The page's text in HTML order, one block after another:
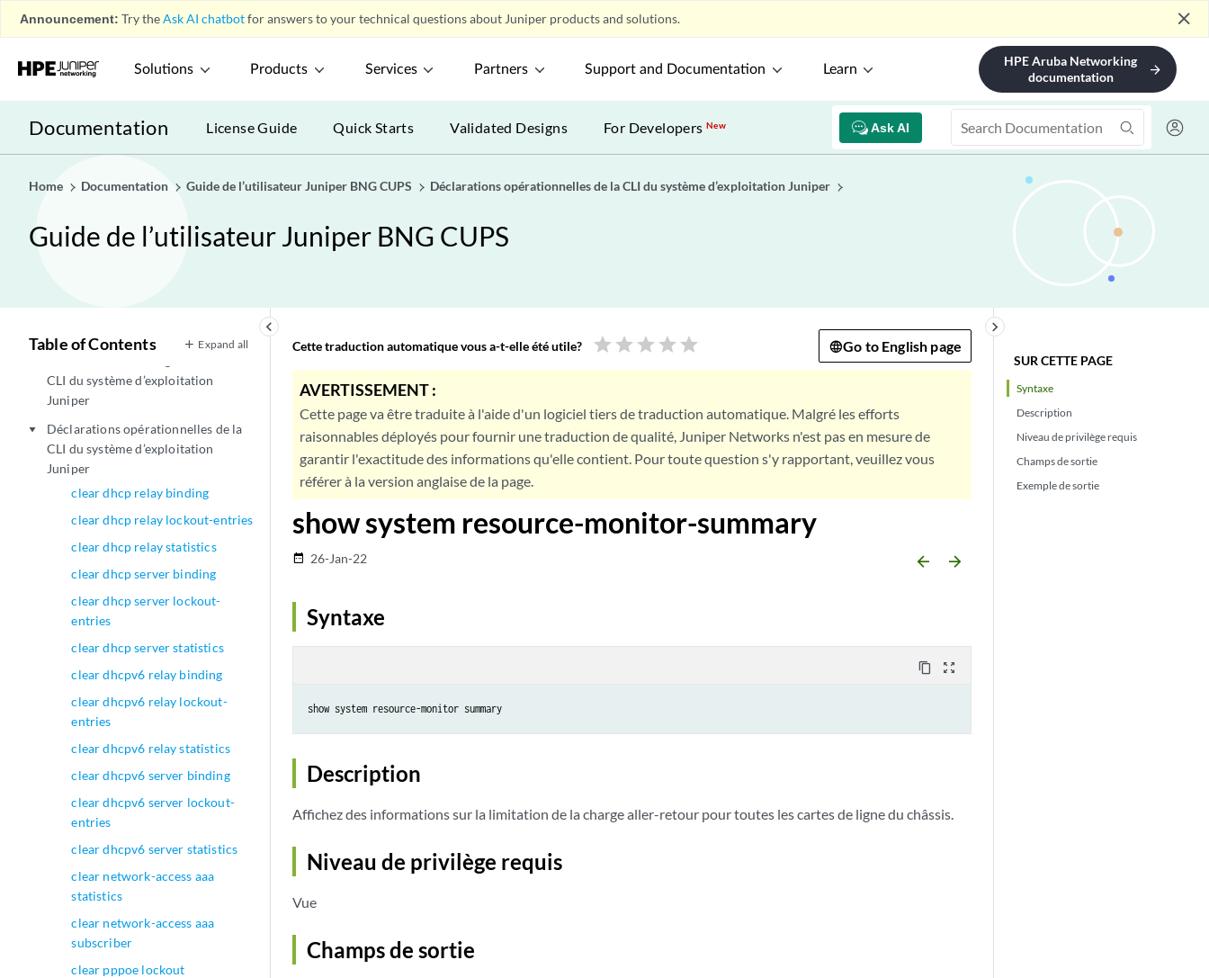
Announcement: Try theAsk AI chatbotfor answers to your technical questions about Juniper products and solutions. close
Solutions Products Services Partners Support and Documentation Learn
HPE Aruba Networking
documentation
arrow_forward
Documentation Ask AI
License Guide Quick Starts Validated Designs For DevelopersNew
Home Documentation Guide de l’utilisateur Juniper BNG CUPS Déclarations opérationnelles de la CLI du système d’exploitation Juniper
Guide de l’utilisateur Juniper BNG CUPS
keyboard_arrow_left
Table of Contents Expand all
play_arrow Aperçu
play_arrow
Instructions de configuration de
Déclarations opérationnelles de la
CLI du système d’exploitation
Juniper
play_arrow
Déclarations opérationnelles de la
CLI du système d’exploitation
Juniper
clear dhcp relay binding
clear dhcp relay lockout-entries
clear dhcp relay statistics
clear dhcp server binding
clear dhcp server lockout-
entries
clear dhcp server statistics
clear dhcpv6 relay binding
clear dhcpv6 relay lockout-
entries
clear dhcpv6 relay statistics
clear dhcpv6 server binding
clear dhcpv6 server lockout-
entries
clear dhcpv6 server statistics
clear network-access aaa
statistics
clear network-access aaa
subscriber
clear pppoe lockout
SUR CETTE PAGE
Syntaxe
Description
Niveau de privilège requis
Champs de sortie
Exemple de sortie
keyboard_arrow_right
Cette traduction automatique vous a-t-elle été utile? star star star star star Go to English page
AVERTISSEMENT :
Cette page va être traduite à l'aide d'un logiciel tiers de traduction automatique. Malgré les efforts
raisonnables déployés pour fournir une traduction de qualité, Juniper Networks n'est pas en mesure de
garantir l'exactitude des informations qu'elle contient. Pour toute question s'y rapportant, veuillez vous
référer à la version anglaise de la page.
show system resource-monitor-summary
date_range 26-Jan-22 arrow_backward arrow_forward
Syntaxe
content_copy zoom_out_map
Description
Affichez des informations sur la limitation de la charge aller-retour pour toutes les cartes de ligne du châssis.
Niveau de privilège requis
Vue
Champs de sortie